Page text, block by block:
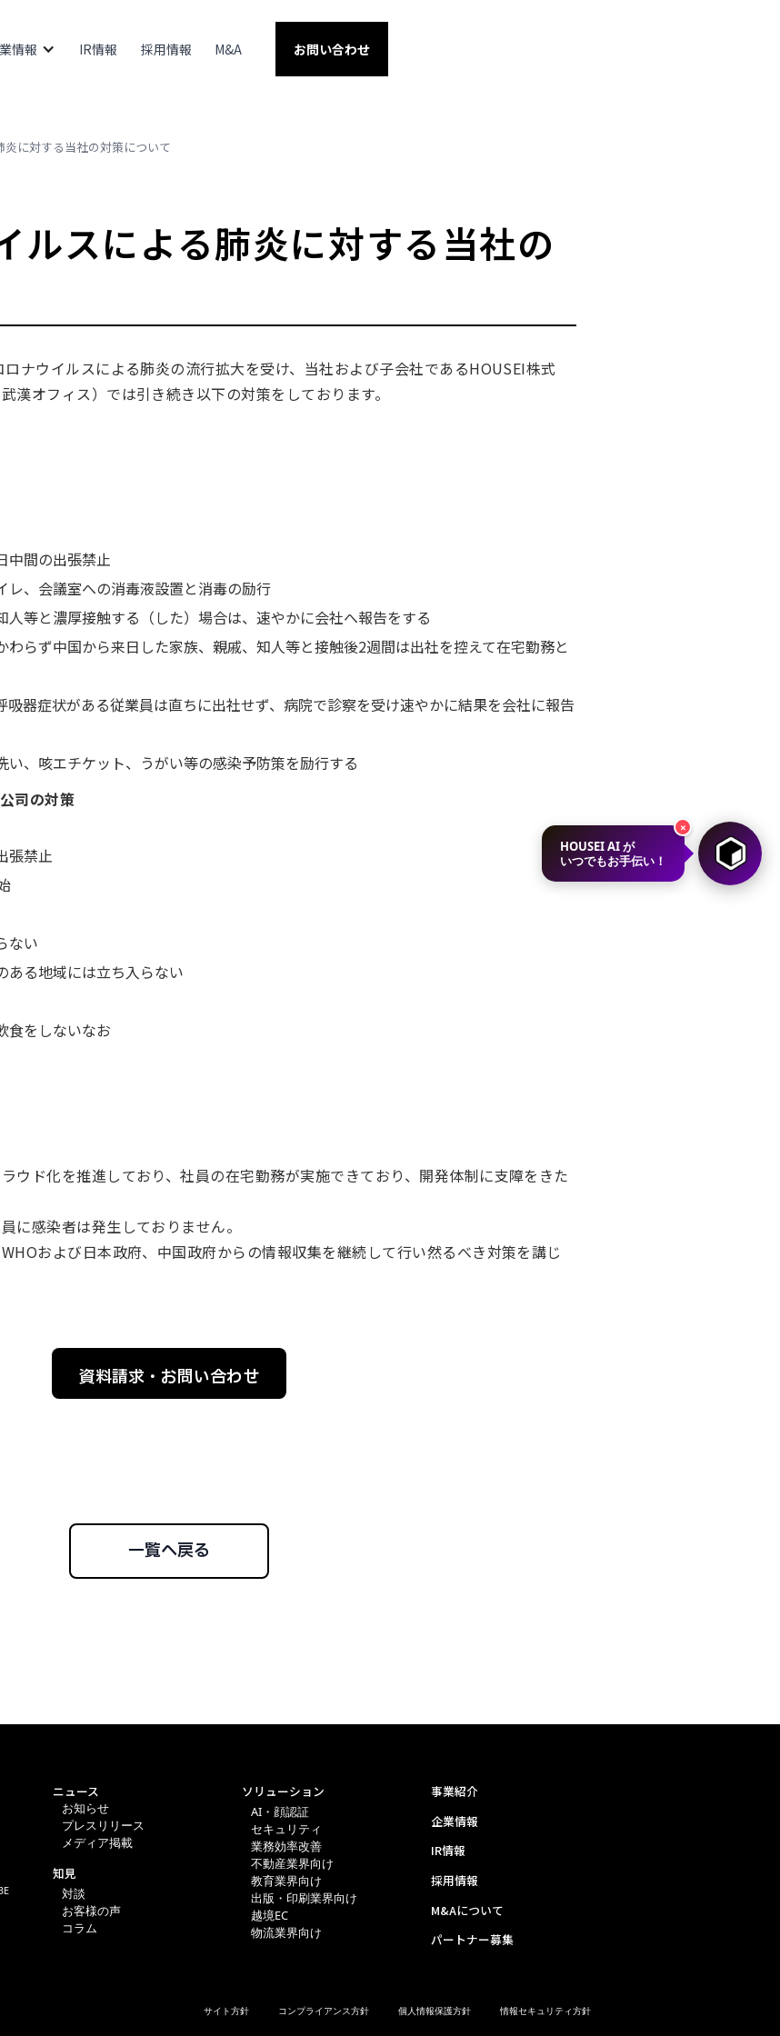
情報 IR情報 採用情報 M&A お問い合わせ
に対する当社の対策について
ルスによる肺炎に対する当社の
ナウイルスによる肺炎の流行拡大を受け、当社および子会社であるHOUSEI株式
漢オフィス）では引き続き以下の対策をしております。
中間の出張禁止
レ、会議室への消毒液設置と消毒の励行
人等と濃厚接触する（した）場合は、速やかに会社へ報告をする
らず中国から来日した家族、親戚、知人等と接触後2週間は出社を控えて在宅勤務と
吸器症状がある従業員は直ちに出社せず、病院で診察を受け速やかに結果を会社に報告
い、咳エチケット、うがい等の感染予防策を励行する
司の対策
張禁止
ない
ある地域には立ち入らない
食をしないなお
ウド化を推進しており、社員の在宅勤務が実施できており、開発体制に支障をきた
に感染者は発生しておりません。
および日本政府、中国政府からの情報収集を継続して行い然るべき対策を講じ
資料請求・お問い合わせ
一覧へ戻る
ニュース
お知らせ
プレスリリース
メディア掲載
知見
対談
お客様の声
コラム
ソリューション
AI・顔認証
セキュリティ
業務効率改善
不動産業界向け
教育業界向け
出版・印刷業界向け
越境EC
物流業界向け
事業紹介
企業情報
IR情報
採用情報
M&Aについて
パートナー募集
サイト方針 コンプライアンス方針 個人情報保護方針
情報セキュリティ方針
HOUSEI AI が
いつでもお手伝い！
×